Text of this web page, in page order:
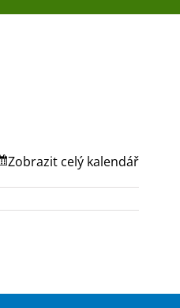
Zobrazit celý kalendář